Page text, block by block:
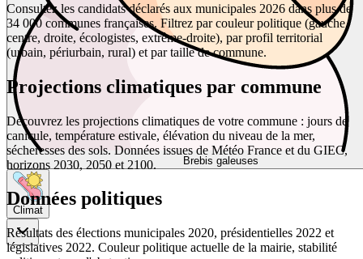
Brebis galeuses
Climat
Consultez les candidats déclarés aux municipales 2026 dans plus de
34 000 communes françaises. Filtrez par couleur politique (gauche,
centre, droite, écologistes, extrême-droite), par profil territorial
(urbain, périurbain, rural) et par taille de commune.
Projections climatiques par commune
Découvrez les projections climatiques de votre commune : jours de
canicule, température estivale, élévation du niveau de la mer,
sécheresses des sols. Données issues de Météo France et du GIEC,
horizons 2030, 2050 et 2100.
Données politiques
Résultats des élections municipales 2020, présidentielles 2022 et
législatives 2022. Couleur politique actuelle de la mairie, stabilité